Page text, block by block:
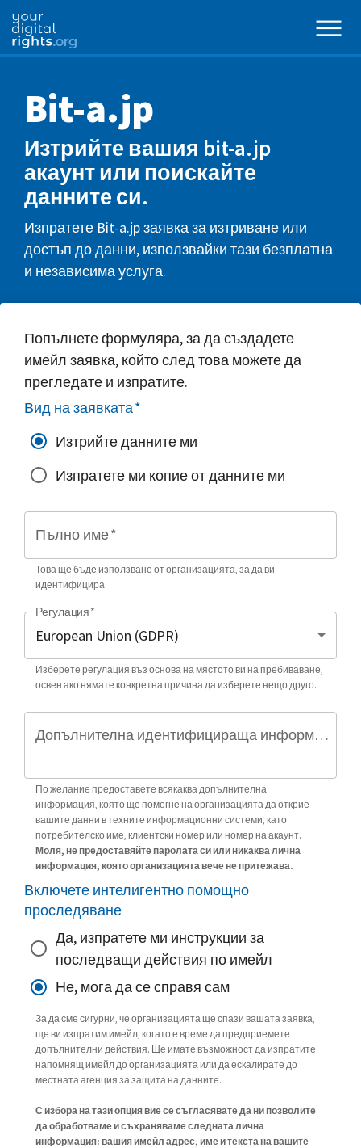
Bit-a.jp
Изтрийте вашия bit-a.jp
акаунт или поискайте
данните си.
Изпратете Bit-a.jp заявка за изтриване или
достъп до данни, използвайки тази безплатна
и независима услуга.
Попълнете формуляра, за да създадете
имейл заявка, който след това можете да
прегледате и изпратите.
Вид на заявката*
Изтрийте данните ми
Изпратете ми копие от данните ми
Пълно име*
Това ще бъде използвано от организацията, за да ви
идентифицира.
Регулация*
Изберете регулация въз основа на мястото ви на пребиваване,
освен ако нямате конкретна причина да изберете нещо друго.
Допълнителна идентифицираща информация (по избор)
По желание предоставете всякаква допълнителна
информация, която ще помогне на организацията да открие
вашите данни в техните информационни системи, като
потребителско име, клиентски номер или номер на акаунт.
Моля, не предоставяйте паролата си или никаква лична
информация, която организацията вече не притежава.
Включете интелигентно помощно
проследяване
Да, изпратете ми инструкции за
последващи действия по имейл
Не, мога да се справя сам
За да сме сигурни, че организацията ще спази вашата заявка,
ще ви изпратим имейл, когато е време да предприемете
допълнителни действия. Ще имате възможност да изпратите
напомнящ имейл до организацията или да ескалирате до
местната агенция за защита на данните.
С избора на тази опция вие се съгласявате да ни позволите
да обработваме и съхраняваме следната лична
информация: вашия имейл адрес, име и текста на вашите